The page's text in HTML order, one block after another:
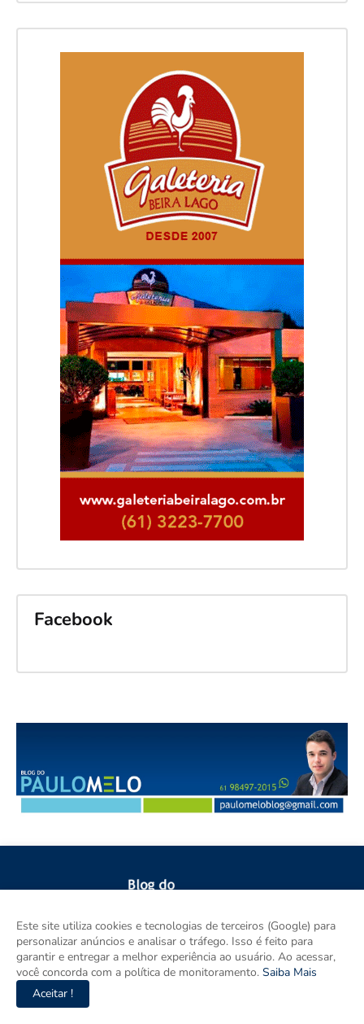
Facebook
Esse Blog é um espaço para discutir Brasília, Região
Metropolitana, Goiás e Brasil. Aqui tem notícia de verdade com
imparcialidade. Os principais temas são política, cidades e
empreendedorismo. DRT 0010556/DF.
Este site utiliza cookies e tecnologias de terceiros (Google) para
personalizar anúncios e analisar o tráfego. Isso é feito para
garantir e entregar a melhor experiência ao usuário. Ao acessar,
você concorda com a política de monitoramento. Saiba Mais
Aceitar !